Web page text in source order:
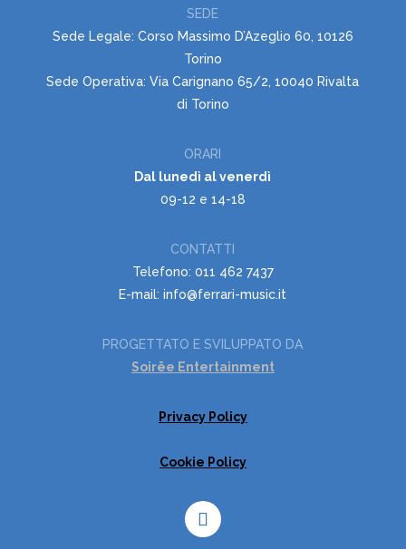
SEDE
Sede Legale: Corso Massimo D’Azeglio 60, 10126
Torino
Sede Operativa: Via Carignano 65/2, 10040 Rivalta
di Torino
ORARI
Dal lunedì al venerdì
09-12 e 14-18
CONTATTI
Telefono: 011 462 7437
E-mail: info@ferrari-music.it
PROGETTATO E SVILUPPATO DA
Soirëe Entertainment
Privacy Policy
Cookie Policy